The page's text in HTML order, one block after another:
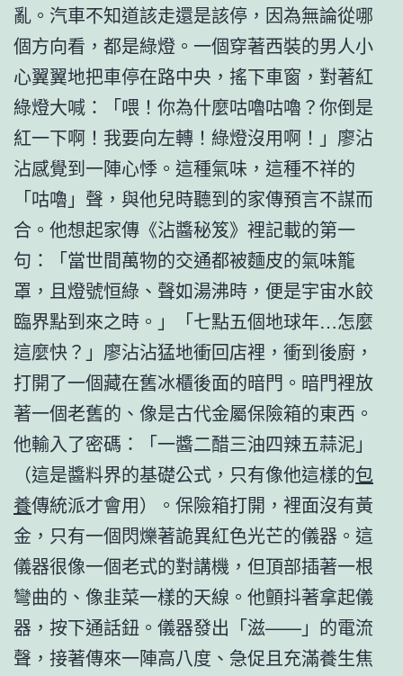
亂。汽車不知道該走還是該停，因為無論從哪
個方向看，都是綠燈。一個穿著西裝的男人小
心翼翼地把車停在路中央，搖下車窗，對著紅
綠燈大喊：「喂！你為什麼咕嚕咕嚕？你倒是
紅一下啊！我要向左轉！綠燈沒用啊！」廖沾
沾感覺到一陣心悸。這種氣味，這種不祥的
「咕嚕」聲，與他兒時聽到的家傳預言不謀而
合。他想起家傳《沾醬秘笈》裡記載的第一
句：「當世間萬物的交通都被麵皮的氣味籠
罩，且燈號恒綠、聲如湯沸時，便是宇宙水餃
臨界點到來之時。」「七點五個地球年…怎麼
這麼快？」廖沾沾猛地衝回店裡，衝到後廚，
打開了一個藏在舊冰櫃後面的暗門。暗門裡放
著一個老舊的、像是古代金屬保險箱的東西。
他輸入了密碼：「一醬二醋三油四辣五蒜泥」
（這是醬料界的基礎公式，只有像他這樣的包
養傳統派才會用）。保險箱打開，裡面沒有黃
金，只有一個閃爍著詭異紅色光芒的儀器。這
儀器很像一個老式的對講機，但頂部插著一根
彎曲的、像韭菜一樣的天線。他顫抖著拿起儀
器，按下通話鈕。儀器發出「滋——」的電流
聲，接著傳來一陣高八度、急促且充滿養生焦